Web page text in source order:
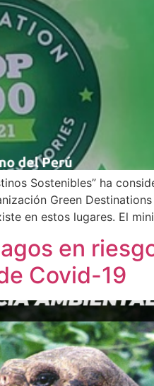
Sostenibles” ha
Green
en estos lugares. El
en
Covid-19